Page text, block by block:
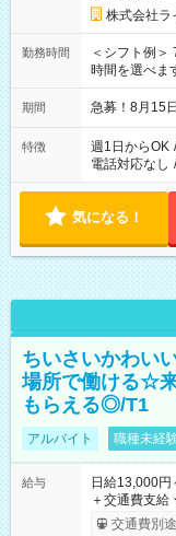
株式会社ラ
勤務時間
＜シフト例＞ 7:00～
時間を選べま
期間 急募！8月15
特徴 週1日からOK /
電話対応なし /
気になる！
ちいさいかわい
場所で働ける☆
もらえる◎/T1
アルバイト 職種未経
給与
日給13,000円
＋交通費支給 ★交通費全額支給！ ┗案件により規定あり ★日払
いOK！（規
交通費別